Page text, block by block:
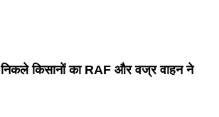
किसानों का RAF और वज्र वाहन ने